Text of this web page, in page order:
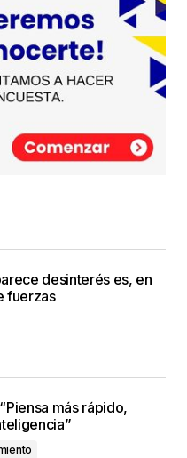
desinterés es, en
fuerzas
más rápido,